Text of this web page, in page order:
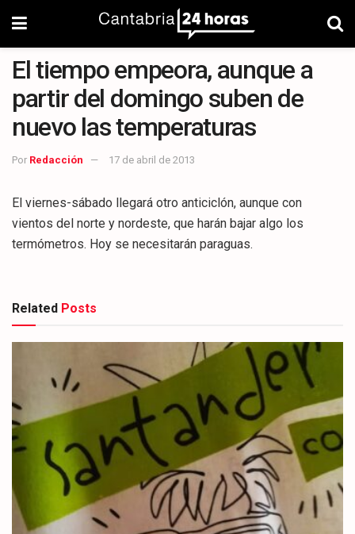
El tiempo empeora, aunque a
partir del domingo suben de
nuevo las temperaturas
Por Redacción 17 de abril de 2013
El viernes-sábado llegará otro anticiclón, aunque con
vientos del norte y nordeste, que harán bajar algo los
termómetros. Hoy se necesitarán paraguas.
Related Posts